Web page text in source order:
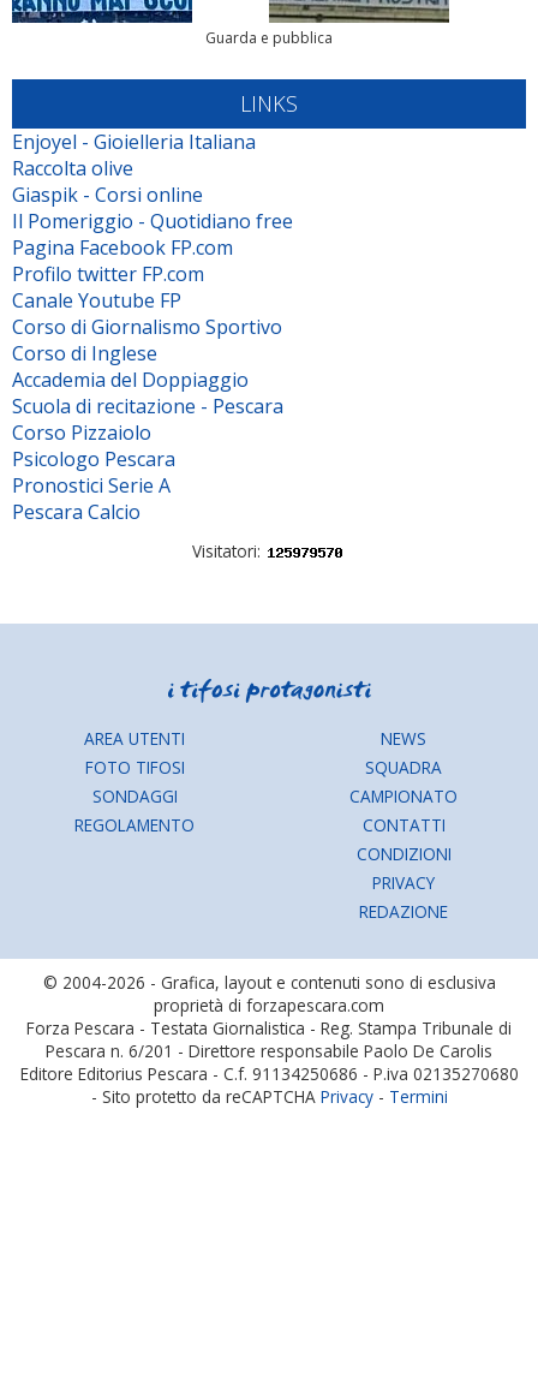
Guarda e pubblica
LINKS
Enjoyel - Gioielleria Italiana
Raccolta olive
Giaspik - Corsi online
Il Pomeriggio - Quotidiano free
Pagina Facebook FP.com
Profilo twitter FP.com
Canale Youtube FP
Corso di Giornalismo Sportivo
Corso di Inglese
Accademia del Doppiaggio
Scuola di recitazione - Pescara
Corso Pizzaiolo
Psicologo Pescara
Pronostici Serie A
Pescara Calcio
Visitatori:
AREA UTENTI
FOTO TIFOSI
SONDAGGI
REGOLAMENTO
NEWS
SQUADRA
CAMPIONATO
CONTATTI
CONDIZIONI
PRIVACY
REDAZIONE
© 2004-2026 - Grafica, layout e contenuti sono di esclusiva
proprietà di forzapescara.com
Forza Pescara - Testata Giornalistica - Reg. Stampa Tribunale di
Pescara n. 6/201 - Direttore responsabile Paolo De Carolis
Editore Editorius Pescara - C.f. 91134250686 - P.iva 02135270680
- Sito protetto da reCAPTCHA Privacy- Termini